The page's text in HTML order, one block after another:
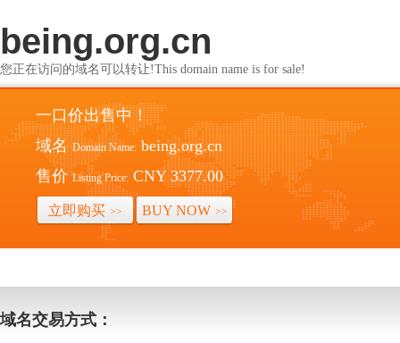
being.org.cn
您正在访问的域名可以转让!This domain name is for sale!
一口价出售中！
域名 Domain Name: being.org.cn
售价 Listing Price: CNY 3377.00
立即购买 >> BUY NOW >>
域名交易方式：